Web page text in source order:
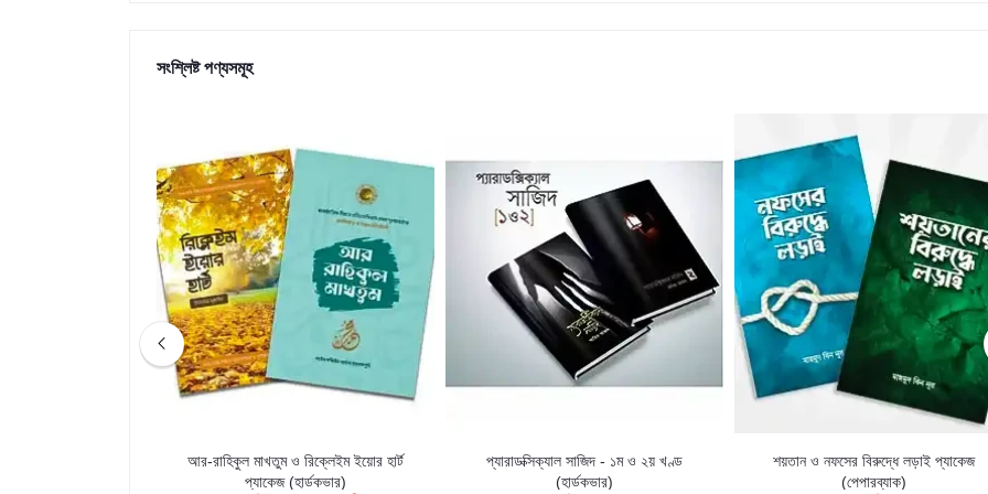
সংশ্লিষ্ট পণ্যসমূহ
আর-রাহিকুল মাখতুম ও রিক্লেইম ইয়োর হার্ট
প্যাকেজ (হার্ডকভার)
প্যারাডক্সিক্যাল সাজিদ - ১ম ও ২য় খণ্ড
(হার্ডকভার)
শয়তান ও নফসের বিরুদ্ধে লড়াই প্যাকেজ
(পেপারব্যাক)